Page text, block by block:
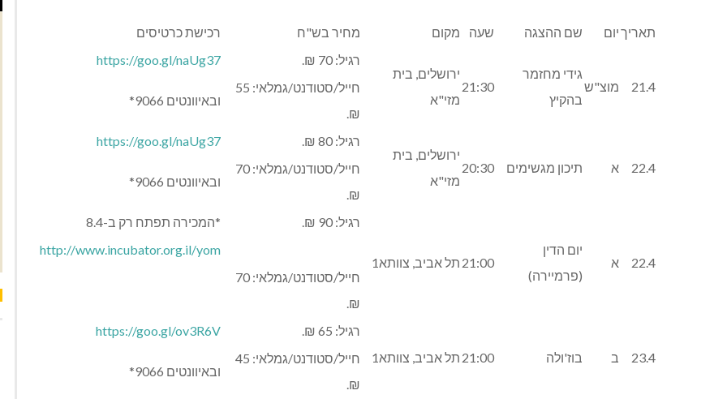
תאריךיום שם ההצגה שעה מקום מחיר בש"ח רכישת כרטיסים
21.4 מוצ"ש
גידי מחזמר
בהקיץ
21:30
ירושלים, בית
מזי"א
רגיל: 70 ₪.
https://goo.gl/naUg37
חייל/סטודנט/גמלאי: 55
₪.
ובאיוונטים 9066*
22.4 א תיכון מגשימים 20:30
ירושלים, בית
מזי"א
רגיל: 80 ₪.
https://goo.gl/naUg37
חייל/סטודנט/גמלאי: 70
₪.
ובאיוונטים 9066*
22.4 א
יום הדין
(פרמיירה)
21:00 תל אביב, צוותא1
רגיל: 90 ₪.
*המכירה תפתח רק ב-8.4
http://www.incubator.org.il/yom
חייל/סטודנט/גמלאי: 70
₪.
23.4 ב בוז'ולה 21:00 תל אביב, צוותא1
רגיל: 65 ₪.
https://goo.gl/ov3R6V
חייל/סטודנט/גמלאי: 45
₪.
ובאיוונטים 9066*